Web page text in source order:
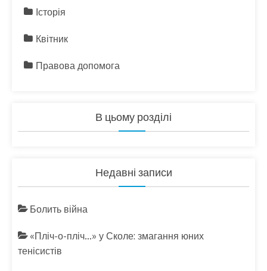
Історія
Квітник
Правова допомога
В цьому розділі
Недавні записи
Болить війна
«Пліч-о-пліч…» у Сколе: змагання юних
тенісистів